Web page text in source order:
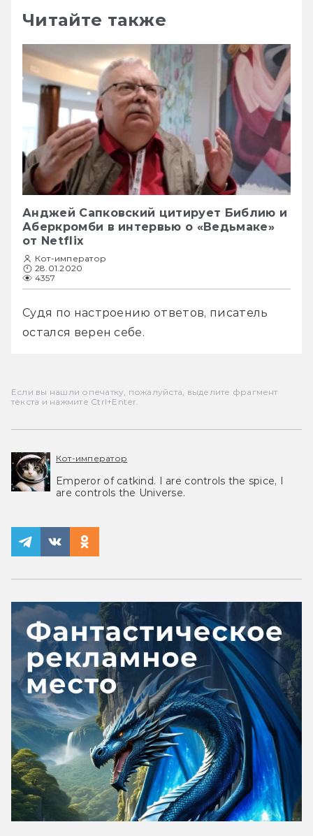
Читайте также
Анджей Сапковский цитирует Библию и
Аберкромби в интервью о «Ведьмаке»
от Netflix
Кот-император
28.01.2020
4357
Судя по настроению ответов, писатель
остался верен себе.
Если вы нашли опечатку, пожалуйста, выделите фрагмент
текста и нажмите Ctrl+Enter.
Кот-император
Emperor of catkind. I are controls the spice, I
are controls the Universe.